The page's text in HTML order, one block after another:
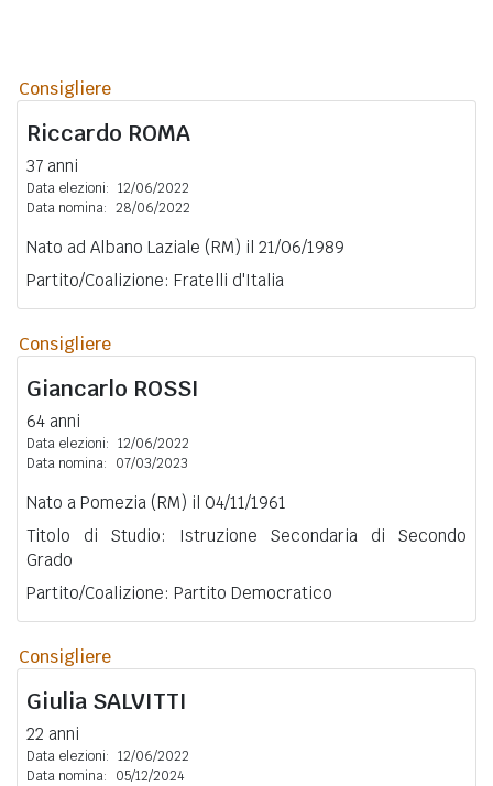
Consigliere
Riccardo ROMA
37 anni
Data elezioni: 12/06/2022
Data nomina: 28/06/2022
Nato ad Albano Laziale (RM) il 21/06/1989
Partito/Coalizione: Fratelli d'Italia
Consigliere
Giancarlo ROSSI
64 anni
Data elezioni: 12/06/2022
Data nomina:
07/03/2023
Nato a Pomezia (RM) il 04/11/1961
Titolo di Studio: Istruzione Secondaria di Secondo
Grado
Partito/Coalizione: Partito Democratico
Consigliere
Giulia SALVITTI
22 anni
Data elezioni: 12/06/2022
Data nomina:
05/12/2024